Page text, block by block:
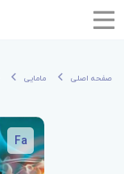
صفحه اصلی مامایی
Fa